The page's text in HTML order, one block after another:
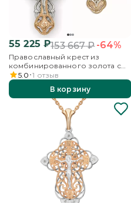
55 225 ₽153 667₽-64%
Православный крест из
комбинированного золота с
фианитами
5.0 1 отзыв
В корзину